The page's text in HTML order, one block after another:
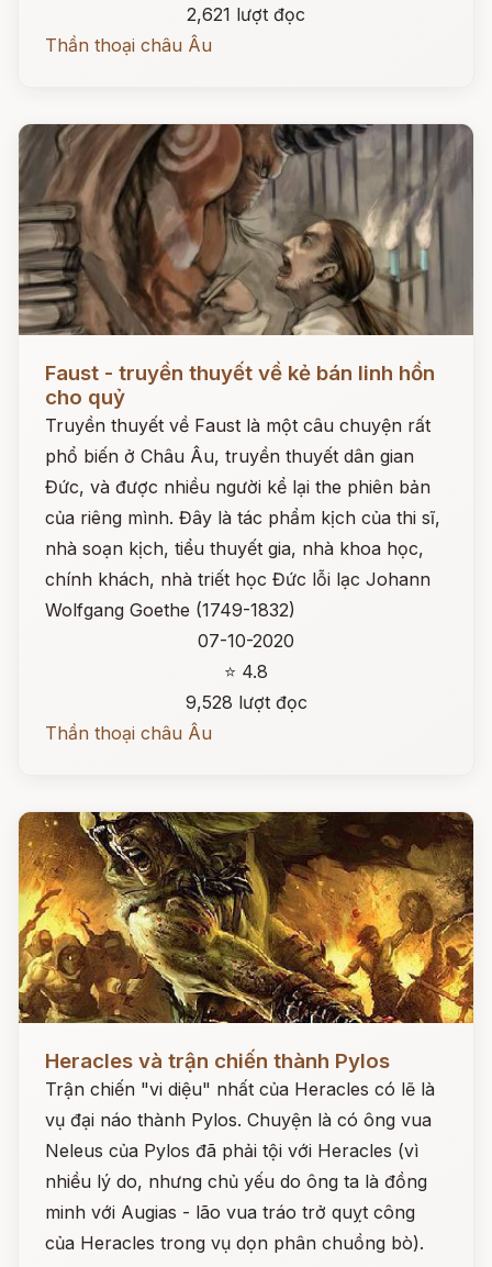
2,621 lượt đọc
Thần thoại châu Âu
Faust - truyền thuyết về kẻ bán linh hồn
cho quỷ
Truyền thuyết về Faust là một câu chuyện rất
phổ biến ở Châu Âu, truyền thuyết dân gian
Đức, và được nhiều người kể lại the phiên bản
của riêng mình. Đây là tác phẩm kịch của thi sĩ,
nhà soạn kịch, tiểu thuyết gia, nhà khoa học,
chính khách, nhà triết học Đức lỗi lạc Johann
Wolfgang Goethe (1749-1832)
07-10-2020
⭐ 4.8
9,528 lượt đọc
Thần thoại châu Âu
Heracles và trận chiến thành Pylos
Trận chiến "vi diệu" nhất của Heracles có lẽ là
vụ đại náo thành Pylos. Chuyện là có ông vua
Neleus của Pylos đã phải tội với Heracles (vì
nhiều lý do, nhưng chủ yếu do ông ta là đồng
minh với Augias - lão vua tráo trở quỵt công
của Heracles trong vụ dọn phân chuồng bò).